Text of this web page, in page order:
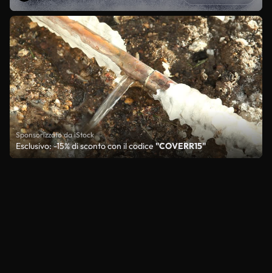
Sponsorizzato da iStock
Esclusivo: -15% di sconto con il codice "COVERR15"